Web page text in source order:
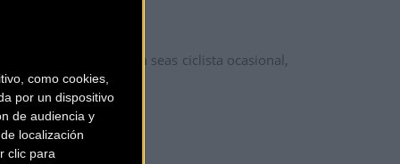
como cookies,
por un dispositivo
de audiencia y
localización
clic para
el circuito. Ya seas ciclista ocasional,